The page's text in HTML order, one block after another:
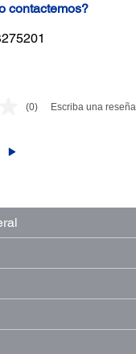
contactemos?
Sin
(0) Escriba una reseña